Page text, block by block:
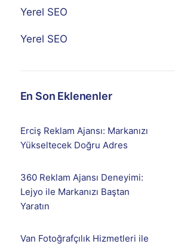
Yerel SEO
Yerel SEO
En Son Eklenenler
Erciş Reklam Ajansı: Markanızı
Yükseltecek Doğru Adres
360 Reklam Ajansı Deneyimi:
Lejyo ile Markanızı Baştan
Yaratın
Van Fotoğrafçılık Hizmetleri ile